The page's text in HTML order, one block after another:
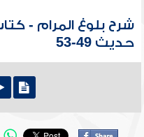
شرح بلوغ المرام -
حديث 49-53